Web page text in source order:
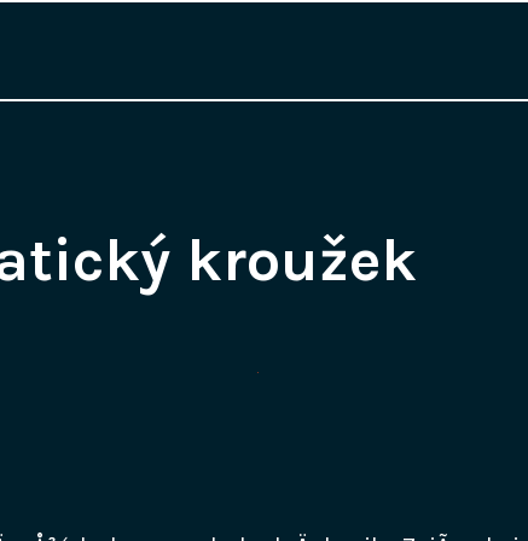
kroužek